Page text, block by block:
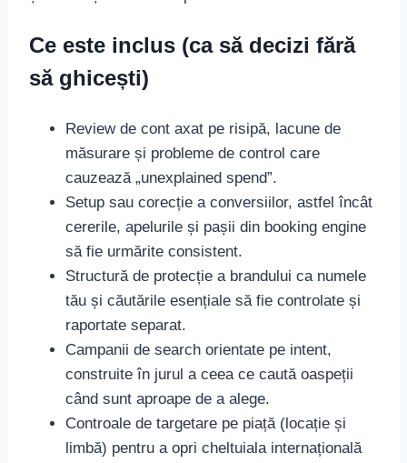
Ce este inclus (ca să decizi fără
să ghicești)
Review de cont axat pe risipă, lacune de
măsurare și probleme de control care
cauzează „unexplained spend”.
Setup sau corecție a conversiilor, astfel încât
cererile, apelurile și pașii din booking engine
să fie urmărite consistent.
Structură de protecție a brandului ca numele
tău și căutările esențiale să fie controlate și
raportate separat.
Campanii de search orientate pe intent,
construite în jurul a ceea ce caută oaspeții
când sunt aproape de a alege.
Controale de targetare pe piață (locație și
limbă) pentru a opri cheltuiala internațională